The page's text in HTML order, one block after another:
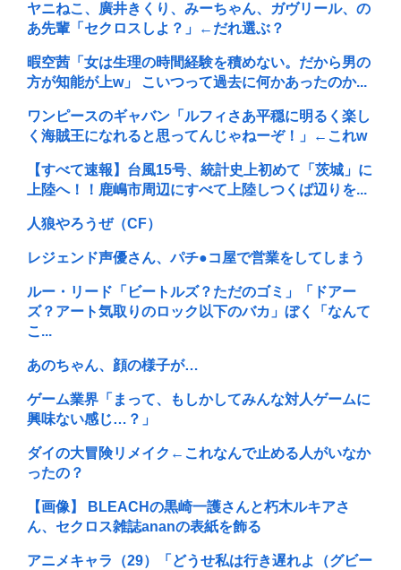
ヤニねこ、廣井きくり、みーちゃん、ガヴリール、の
あ先輩「セクロスしよ？」←だれ選ぶ？
暇空茜「女は生理の時間経験を積めない。だから男の
方が知能が上w」 こいつって過去に何かあったのか...
ワンピースのギャバン「ルフィさあ平穏に明るく楽し
く海賊王になれると思ってんじゃねーぞ！」←これw
【すべて速報】台風15号、統計史上初めて「茨城」に
上陸へ！！鹿嶋市周辺にすべて上陸しつくば辺りを...
人狼やろうぜ（CF）
レジェンド声優さん、パチ●コ屋で営業をしてしまう
ルー・リード「ビートルズ？ただのゴミ」「ドアー
ズ？アート気取りのロック以下のバカ」ぼく「なんて
こ...
あのちゃん、顔の様子が…
ゲーム業界「まって、もしかしてみんな対人ゲームに
興味ない感じ…？」
ダイの大冒険リメイク←これなんで止める人がいなか
ったの？
【画像】 BLEACHの黒崎一護さんと朽木ルキアさ
ん、セクロス雑誌ananの表紙を飾る
アニメキャラ（29）「どうせ私は行き遅れよ（グビー